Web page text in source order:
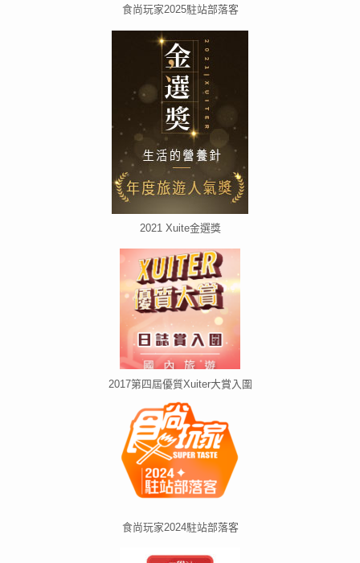
食尚玩家2025駐站部落客
2021 Xuite金選獎
2017第四屆優質Xuiter大賞入圍
食尚玩家2024駐站部落客